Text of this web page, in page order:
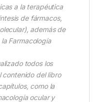
a la terapéutica
de fármacos,
además de
Farmacología
todos los
contenido del libro
como la
ocular y